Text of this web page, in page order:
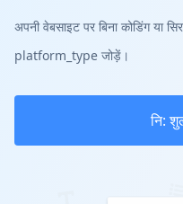
अपनी वेबसाइट पर बिना कोडिंग या
platform_type जोड़ें।
नि: